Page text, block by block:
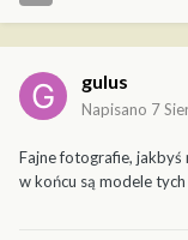
gulus
Napisano 7
Fajne fotografie, jakbyś
w końcu są modele